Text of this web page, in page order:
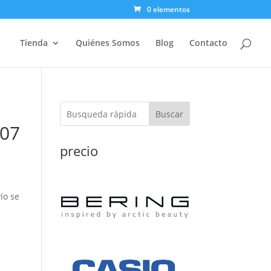
0 elementos
Tienda Quiénes Somos Blog Contacto
se
Buscar
precio